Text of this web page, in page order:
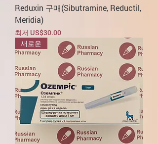
Reduxin 구매(Sibutramine, Reductil,
Meridia)
최저 US$30.00
할인가
새로운